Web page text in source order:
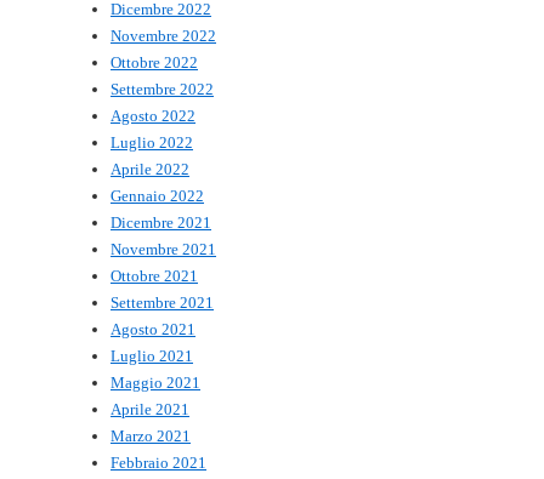
Dicembre 2022
Novembre 2022
Ottobre 2022
Settembre 2022
Agosto 2022
Luglio 2022
Aprile 2022
Gennaio 2022
Dicembre 2021
Novembre 2021
Ottobre 2021
Settembre 2021
Agosto 2021
Luglio 2021
Maggio 2021
Aprile 2021
Marzo 2021
Febbraio 2021